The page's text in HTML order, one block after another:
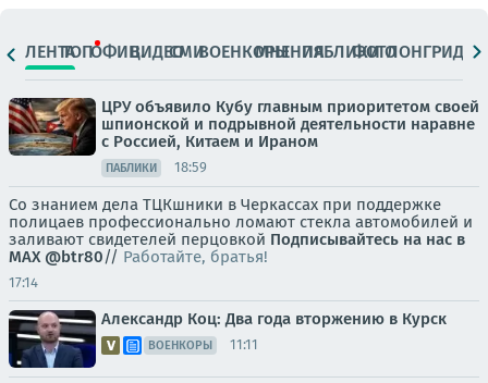
ЛЕНТАТОПОФИЦ.ВИДЕОСМИВОЕНКОРЫМНЕНИЯПАБЛИКИ
ФОТОЛОНГРИДЫ
ЦРУ объявило Кубу главным приоритетом своей
шпионской и подрывной деятельности наравне
с Россией, Китаем и Ираном
ПАБЛИКИ 18:59
Со знанием дела ТЦКшники в Черкассах при поддержке
полицаев профессионально ломают стекла автомобилей и
заливают свидетелей перцовкой Подписывайтесь на нас в
MAX @btr80// Работайте, братья!
17:14
Александр Коц: Два года вторжению в Курск
ВОЕНКОРЫ 11:11